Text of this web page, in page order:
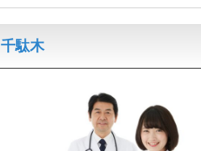
千駄木